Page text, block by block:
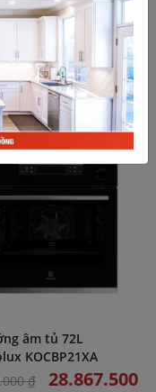
EOT30MXC
₫
1.717.500 ₫
ĐẶT HÀNG
âm tủ 72L
KOCBP21XA
₫
28.867.500